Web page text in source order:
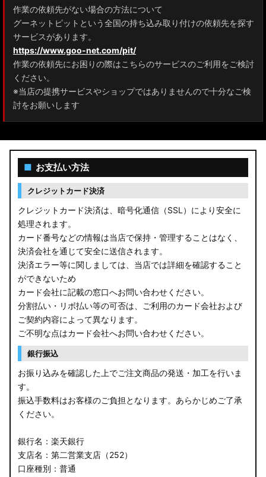
作業の依頼先がない場合の方法について
グーネットピットという全国の持ち込み取り付けの依頼先を探す
サービスがあります。
https://www.goo-net.com/pit/
作業の依頼先にお困りの際はこちらのサービスのご利用をご検討
ください。
※当店の提携サービスやショップではありませんので十分なご検
討をお願いします
■ お支払い方法
クレジットカード決済
クレジットカード決済は、暗号化通信（SSL）により安全に
処理されます。
カード番号などの情報は当店で保持・管理することはなく、
決済会社を通じて安全に送信されます。
決済エラー等に関しましては、当店では詳細を確認すること
ができないため
カード会社に記載の窓口へお問い合わせください。
分割払い・リボ払い等の可否は、ご利用のカード会社および
ご契約内容によって異なります。
ご不明な点はカード会社へお問い合わせください。
銀行振込
お振り込みを確認した上でご注文商品の発送・加工を行いま
す。
振込手数料はお客様のご負担となります。あらかじめご了承
ください。
銀行名：楽天銀行
支店名：第二営業支店（252）
口座種別：普通